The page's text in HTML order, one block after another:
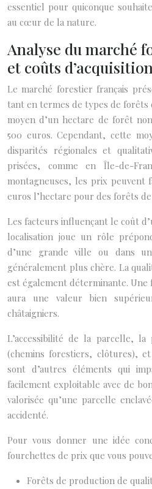
essentiel pour quiconque
au cœur de la nature.
Analyse du marché
et coûts d’acquisition
Le marché forestier français
tant en termes de types de forêts
moyen d’un hectare de forêt
500 euros. Cependant, cette
disparités régionales et
prisées, comme en Île-de-
montagneuses, les prix peuvent
euros l’hectare pour des forêts
Les facteurs influençant le coût
localisation joue un rôle
d’une grande ville ou dans
généralement plus chère. La
est également déterminante. Une
aura une valeur bien
châtaigniers.
L’accessibilité de la parcelle, la
(chemins forestiers, clôtures),
sont d’autres éléments qui
facilement exploitable avec de
valorisée qu’une parcelle
accidenté.
Pour vous donner une idée
fourchettes de prix que vous
Forêts de production de